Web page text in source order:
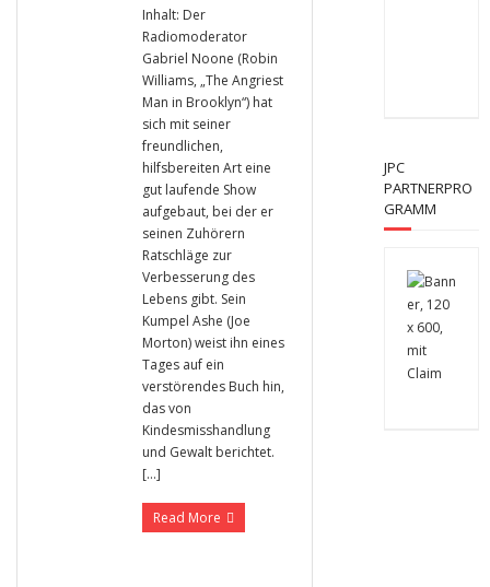
Inhalt: Der
Radiomoderator
Gabriel Noone (Robin
Williams, „The Angriest
Man in Brooklyn“) hat
sich mit seiner
freundlichen,
hilfsbereiten Art eine
gut laufende Show
aufgebaut, bei der er
seinen Zuhörern
Ratschläge zur
Verbesserung des
Lebens gibt. Sein
Kumpel Ashe (Joe
Morton) weist ihn eines
Tages auf ein
verstörendes Buch hin,
das von
Kindesmisshandlung
und Gewalt berichtet.
[…]
Read More
JPC
PARTNERPRO
GRAMM